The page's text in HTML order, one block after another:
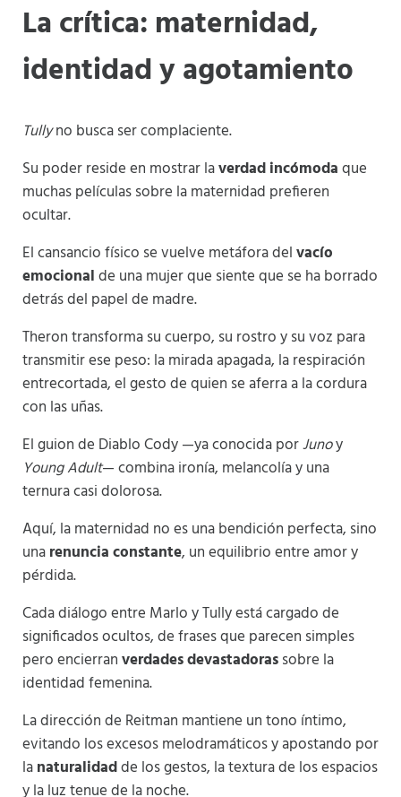
La crítica: maternidad,
identidad y agotamiento
Tullyno busca ser complaciente.
Su poder reside en mostrar laverdad incómodaque
muchas películas sobre la maternidad prefieren
ocultar.
El cansancio físico se vuelve metáfora delvacío
emocionalde una mujer que siente que se ha borrado
detrás del papel de madre.
Theron transforma su cuerpo, su rostro y su voz para
transmitir ese peso: la mirada apagada, la respiración
entrecortada, el gesto de quien se aferra a la cordura
con las uñas.
El guion de Diablo Cody —ya conocida porJunoy
Young Adult— combina ironía, melancolía y una
ternura casi dolorosa.
Aquí, la maternidad no es una bendición perfecta, sino
unarenuncia constante, un equilibrio entre amor y
pérdida.
Cada diálogo entre Marlo y Tully está cargado de
significados ocultos, de frases que parecen simples
pero encierranverdades devastadorassobre la
identidad femenina.
La dirección de Reitman mantiene un tono íntimo,
evitando los excesos melodramáticos y apostando por
lanaturalidadde los gestos, la textura de los espacios
y la luz tenue de la noche.